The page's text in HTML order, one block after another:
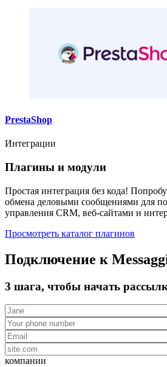
PrestaShop
Интеграции
Плагины и модули
Простая интеграция без кода!
обмена деловыми сообщениями для
управления CRM, веб-сайтами и
Просмотреть каталог плагинов
Подключение к
3 шага, чтобы начать
компании